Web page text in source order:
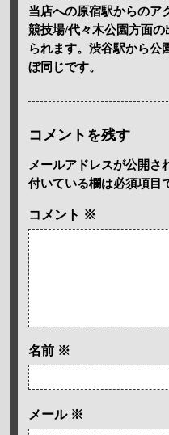
当店への原宿駅からのア
競技場/代々木公園方面
られます。渋谷駅から公
ぼ同じです。
コメントを残す
メールアドレスが公開さ
付いている欄は必須項目
コメント ※
名前 ※
メール ※